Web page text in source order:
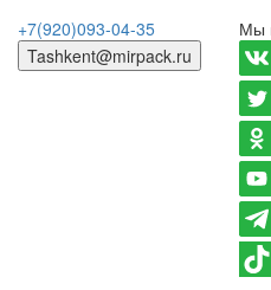
+7(920)093-04-35
Tashkent@mirpack.ru
Мы